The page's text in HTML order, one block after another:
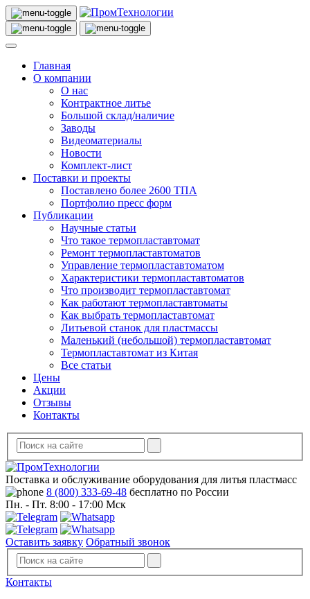
Главная
О компании
О нас
Контрактное литье
Большой склад/наличие
Заводы
Видеоматериалы
Новости
Комплект-лист
Поставки и проекты
Поставлено более 2600 ТПА
Портфолио пресс форм
Публикации
Научные статьи
Что такое термопластавтомат
Ремонт термопластавтоматов
Управление термопластавтоматом
Характеристики термопластавтоматов
Что производит термопластавтомат
Как работают термопластавтоматы
Как выбрать термопластавтомат
Литьевой станок для пластмассы
Маленький (небольшой) термопластавтомат
Термопластавтомат из Китая
Все статьи
Цены
Акции
Отзывы
Контакты
Поставка и обслуживание оборудования для литья пластмасс
8 (800) 333-69-48 бесплатно по России
Пн. - Пт. 8:00 - 17:00 Мск
Оставить заявку Обратный звонок
Контакты